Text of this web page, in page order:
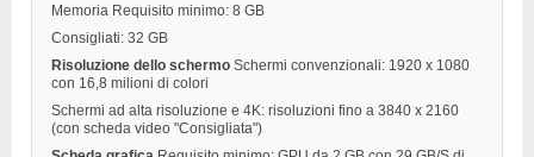
Memoria Requisito minimo: 8 GB
Consigliati: 32 GB
Risoluzione dello schermo Schermi convenzionali: 1920 x 1080
con 16,8 milioni di colori
Schermi ad alta risoluzione e 4K: risoluzioni fino a 3840 x 2160
(con scheda video "Consigliata")